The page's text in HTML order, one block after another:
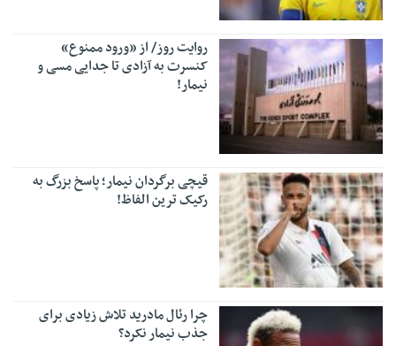
روایت روز/ از «ورود ممنوع»
کنسرت به آزادی تا جدایی مسی‌ و
نیمار!
قیچی برگردان نیمار؛ پاسخ بزرگ به
رکیک ترین الفاظ!
چرا رئال مادرید تلاش زیادی برای
جذب نیمار نکرد؟